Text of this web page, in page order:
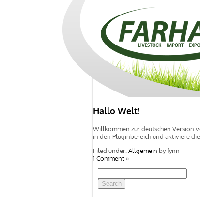
Hallo Welt!
Willkommen zur deutschen Version
in den Pluginbereich und aktiviere
Filed under:Allgemein by fynn
1 Comment »
for: